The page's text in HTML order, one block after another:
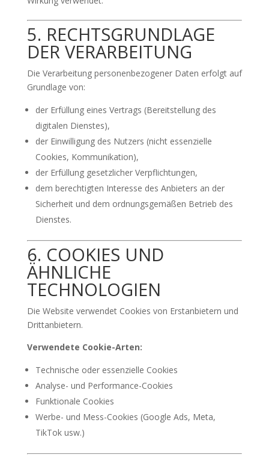
5. RECHTSGRUNDLAGE
DER VERARBEITUNG
Die Verarbeitung personenbezogener Daten erfolgt auf
Grundlage von:
der Erfüllung eines Vertrags (Bereitstellung des
digitalen Dienstes),
der Einwilligung des Nutzers (nicht essenzielle
Cookies, Kommunikation),
der Erfüllung gesetzlicher Verpflichtungen,
dem berechtigten Interesse des Anbieters an der
Sicherheit und dem ordnungsgemäßen Betrieb des
Dienstes.
6. COOKIES UND
ÄHNLICHE
TECHNOLOGIEN
Die Website verwendet Cookies von Erstanbietern und
Drittanbietern.
Verwendete Cookie-Arten:
Technische oder essenzielle Cookies
Analyse- und Performance-Cookies
Funktionale Cookies
Werbe- und Mess-Cookies (Google Ads, Meta,
TikTok usw.)